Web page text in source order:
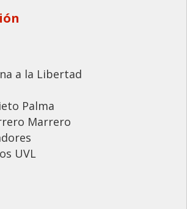
a la Libertad
Palma
Marrero
UVL